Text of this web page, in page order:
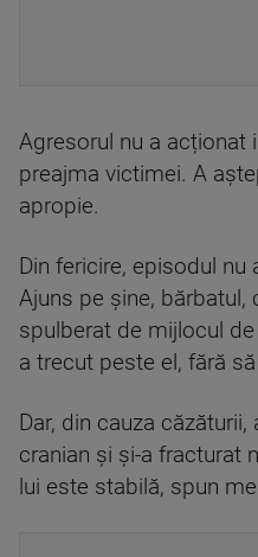
Agresorul nu a acționat
preajma victimei. A
apropie.
Din fericire, episodul nu
Ajuns pe șine, bărbatul,
spulberat de mijlocul
a trecut peste el, fără
Dar, din cauza
cranian și și-a fracturat
lui este stabilă, spun